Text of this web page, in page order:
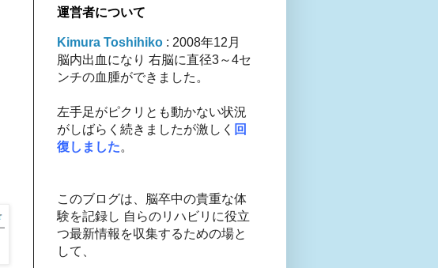
運営者について
Kimura Toshihiko : 2008年12月
脳内出血になり 右脳に直径3～4セ
ンチの血腫ができました。
左手足がピクリとも動かない状況
がしばらく続きましたが激しく 回
復しました。
このブログは、脳卒中の貴重な体
験を記録し 自らのリハビリに役立
つ最新情報を収集するための場と
して、